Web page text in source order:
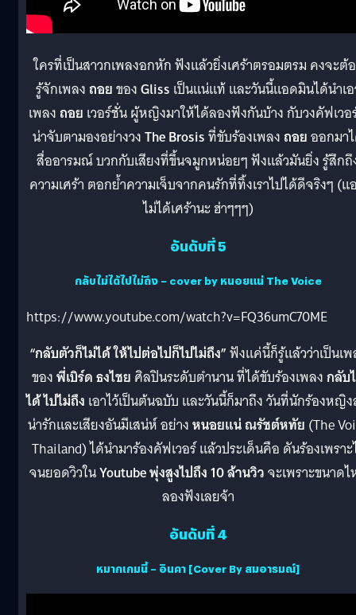
ใครที่เป็นสาวกเพลงอกหัก ฟังแล้วยิ่งเศร้าตรอมตรม คงจะต้
รู้จักเพลงถอยของGliss เป็นแน่แท้ และวันนี้แอดมินได้นำเ
เพลงถอย เวอร์ชั่น ผู้หญิงมาให้ได้ลองฟังกันบ้าง กับวงคัฟเว
น่าจับตามองอย่างวงThe Brosisที่ขับร้องเพลงถอยออกมา
สื่ออารมณ์ บวกกับเสียงที่ขึ้นจมูกหน่อยๆ ฟังแล้วมันยิ่ง รู้สึกถึ
ความเศร้า ตอกย้ำความเจ็บจากคนรักที่ทิ้งเราไปได้ดีจริงๆ (
ไม่ได้เศร้านะ ฮ่าๆๆๆ)
อันดับที่ 5
กลับไม่ได้ไปไม่ถึง – cover by หนอยแน่ The Voice
https://www.youtube.com/watch?v=FQ36umC70ME
“กลับตัวก็ไม่ได้ ให้ไปต่อไปก็ไปไม่ถึง”ฟังแค่นี้ก็รู้แล้วว่าเป็นเ
ของพี่เบิร์ด ธงไชย ศิลปินระดับตำนาน ที่ได้ขับร้องเพลงกลับ
ได้ ไปไม่ถึง เอาไว้เป็นต้นฉบับ และวันนี้ก็มาถึง วันที่นักร้องหญิ
น่ารักและเสียงอันมีเสน่ห์ อย่างหนอยแน่ ณรัชต์หทัย (The
Thailand) ได้นำมาร้องคัฟเวอร์ แล้วประเด็นคือ ดันร้องเพราะ
จนยอดวิวในYoutube พุ่งสูงไปถึง 10 ล้านวิวจะเพราะขนาด
ลองฟังเลยจ้า
อันดับที่ 4
หมากเกมนี้ – อินคา [Cover By สมอารมณ์]